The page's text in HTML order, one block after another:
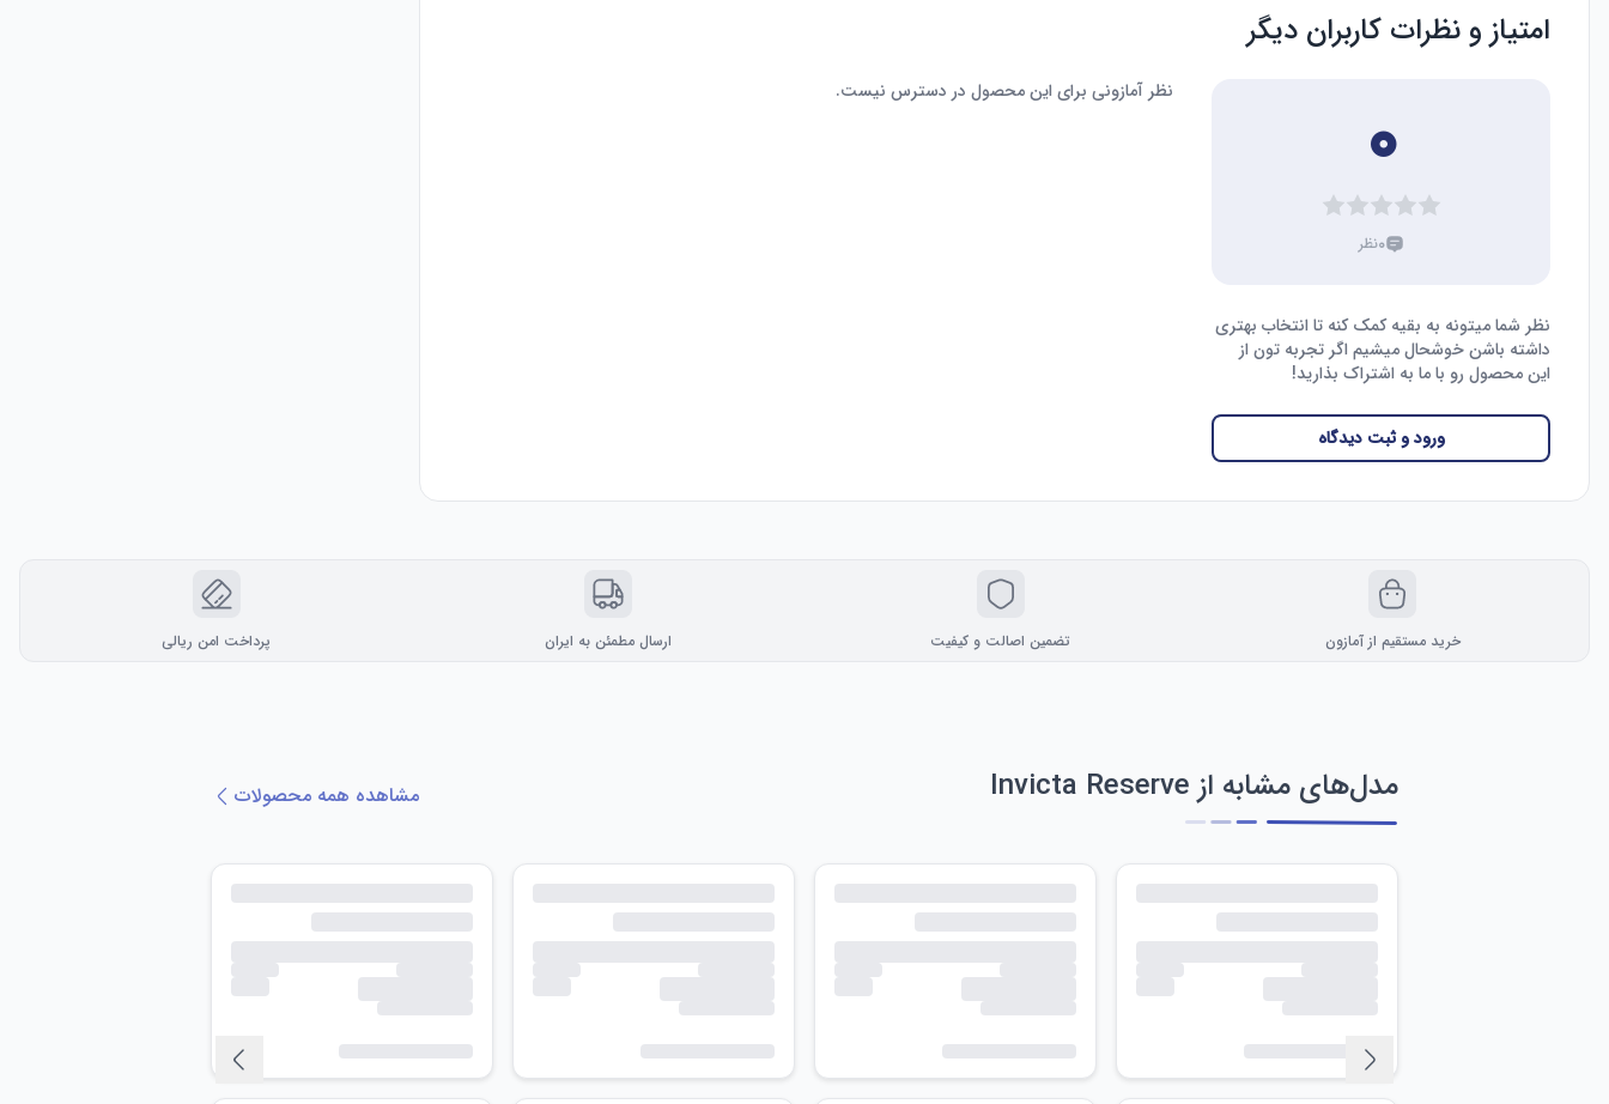
امتیاز و نظرات کاربران دیگر
۰
۰نظر
نظر شما میتونه به بقیه کمک کنه تا انتخاب بهتری
داشته باشن خوشحال میشیم اگر تجربه تون از
این محصول رو با ما به اشتراک بذارید!
ورود و ثبت دیدگاه
نظر آمازونی برای این محصول در دسترس نیست.
خرید مستقیم از آمازون تضمین اصالت و کیفیت ارسال مطمئن به ایران پرداخت امن ریالی
مدل‌های مشابه از Invicta Reserve مشاهده همه محصولات